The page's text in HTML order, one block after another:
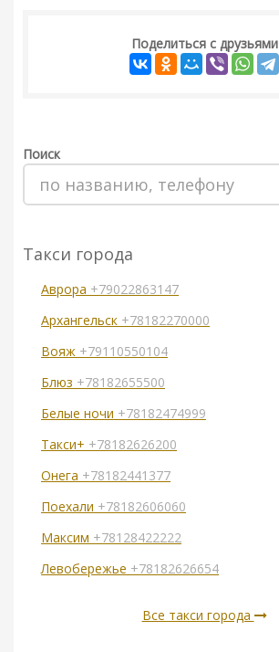
Поделиться с друзьями
Поиск
Такси города
Аврора +79022863147
Архангельск +78182270000
Вояж +79110550104
Блюз +78182655500
Белые ночи +78182474999
Такси+ +78182626200
Онега +78182441377
Поехали +78182606060
Максим +78128422222
Левобережье +78182626654
Все такси города